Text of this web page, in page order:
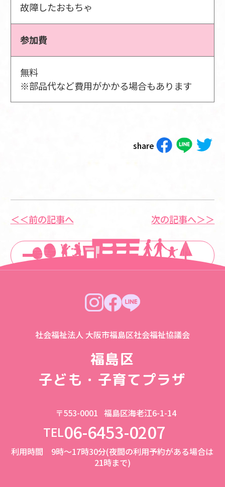
故障したおもちゃ
参加費
無料
※部品代など費用がかかる場合もあります
share
＜＜前の記事へ
一覧に戻る
次の記事へ＞＞
社会福祉法人 大阪市福島区社会福祉協議会
福島区
子ども・子育てプラザ
〒553-0001 福島区海老江6-1-14
TEL06-6453-0207
利用時間 9時～17時30分(夜間の利用予約がある場合は
21時まで)